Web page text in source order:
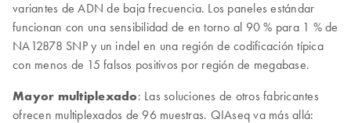
variantes de ADN de baja frecuencia. Los paneles estándar
funcionan con una sensibilidad de en torno al 90 % para 1 % de
NA12878 SNP y un indel en una región de codificación típica
con menos de 15 falsos positivos por región de megabase.
Mayor multiplexado: Las soluciones de otros fabricantes
ofrecen multiplexados de 96 muestras. QIAseq va más allá: